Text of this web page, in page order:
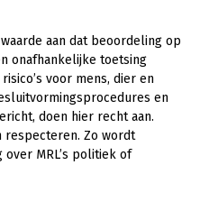
zomerbloemen
aan dat beoordeling op
onafhankelijke toetsing
voor mens, dier en
en
doen hier recht aan.
respecteren. Zo wordt
MRL’s politiek of